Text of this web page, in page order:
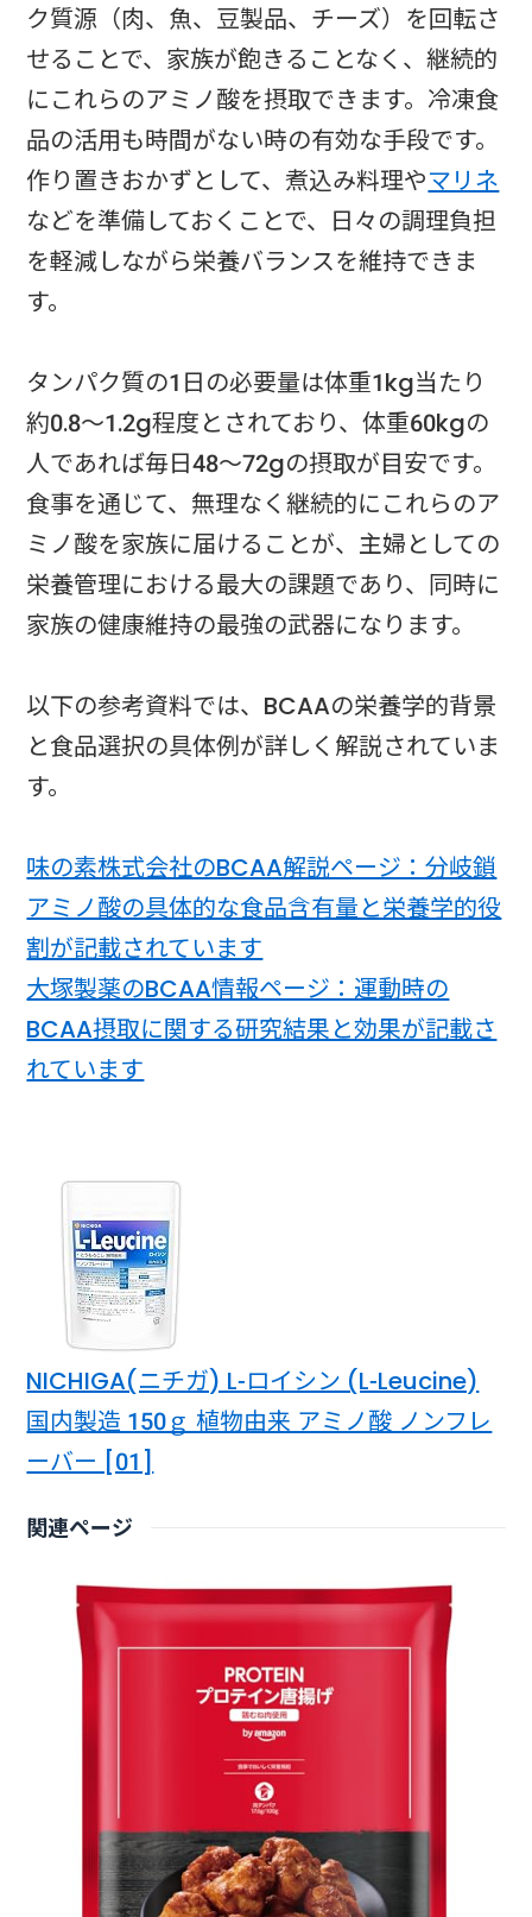
ク質源（肉、魚、豆製品、チーズ）を回転さ
せることで、家族が飽きることなく、継続的
にこれらのアミノ酸を摂取できます。冷凍食
品の活用も時間がない時の有効な手段です。
作り置きおかずとして、煮込み料理やマリネ
などを準備しておくことで、日々の調理負担
を軽減しながら栄養バランスを維持できま
す。
タンパク質の1日の必要量は体重1kg当たり
約0.8～1.2g程度とされており、体重60kgの
人であれば毎日48～72gの摂取が目安です。
食事を通じて、無理なく継続的にこれらのア
ミノ酸を家族に届けることが、主婦としての
栄養管理における最大の課題であり、同時に
家族の健康維持の最強の武器になります。
以下の参考資料では、BCAAの栄養学的背景
と食品選択の具体例が詳しく解説されていま
す。
味の素株式会社のBCAA解説ページ：分岐鎖
アミノ酸の具体的な食品含有量と栄養学的役
割が記載されています
大塚製薬のBCAA情報ページ：運動時の
BCAA摂取に関する研究結果と効果が記載さ
れています
NICHIGA(ニチガ) L-ロイシン (L-Leucine)
国内製造 150ｇ 植物由来 アミノ酸 ノンフレ
ーバー [01]
関連ページ